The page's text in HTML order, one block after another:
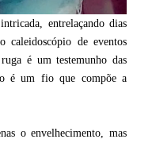
entrelaçando dias
caleidoscópio de eventos
é um testemunho das
é um fio que compõe a
o envelhecimento, mas